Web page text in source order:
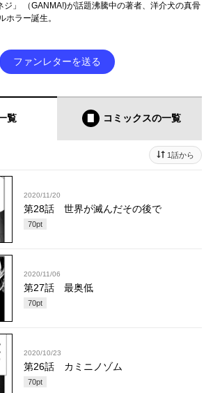
ジ」 （GANMA!)が話題沸騰中の著者、洋介犬の真骨
ホラー誕生。
ファンレターを送る
覧 コミックスの一覧
1話から
2020/11/20
第28話 世界が滅んだその後で
70pt
2020/11/06
第27話 最奥低
70pt
2020/10/23
第26話 カミニノゾム
70pt